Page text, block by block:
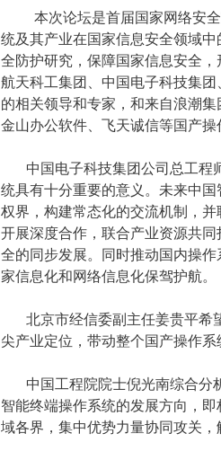
本次论坛是首届国家网络安
统及其产业在国家信息安全领域
全防护研究，保障国家信息安全，
航天科工集团、中国电子科技集团
的相关领导和专家 ， 和来自浪潮集
金山办公软件、飞天诚信等国产操
中国电子科技集团公司总工程
统具有十分重要的意义。未来中国
权界，构建常态化的交流机制
，并
开展深度合作 ， 联合产业资源共
全的同步发展。
同时推动国内操作
家信息化和网络信息化保驾护航。
北京市经信委副主任姜贵平希
尖产业定位，带动整个国产操作
中国工程院院士倪光南综合分
智能终端操作系统的发展方向，
域各界，集中优势力量协同攻关，